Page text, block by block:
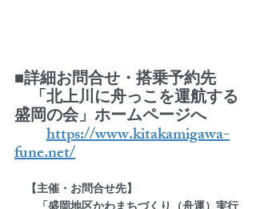
■詳細お問合せ・搭乗予約先
「北上川に舟っこを運航する
盛岡の会」ホームページへ
https://www.kitakamigawa-
fune.net/
【主催・お問合せ先】